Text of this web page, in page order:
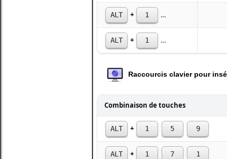
ALT + 1
ALT + 1
Raccourcis clavier pour
Combinaison de touches
ALT + 1 5 9
ALT + 1 7 1